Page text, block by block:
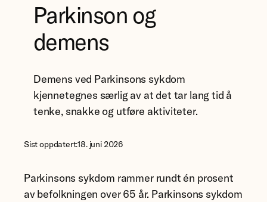
Parkinson og
demens
Demens ved Parkinsons sykdom
kjennetegnes særlig av at det tar lang tid å
tenke, snakke og utføre aktiviteter.
Sist oppdatert:18. juni 2026
Parkinsons sykdom rammer rundt én prosent
av befolkningen over 65 år. Parkinsons sykdom